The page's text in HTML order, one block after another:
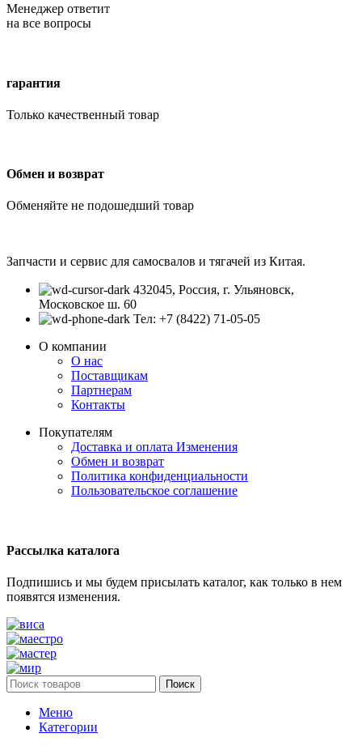
Менеджер ответит
на все вопросы
гарантия
Только качественный товар
Обмен и возврат
Обменяйте не подошедший товар
Запчасти и сервис для самосвалов и тягачей из Китая.
432045, Россия, г. Ульяновск,
Московское ш. 60
Тел: +7 (8422) 71-05-05
О компании
О нас
Поставщикам
Партнерам
Контакты
Покупателям
Доставка и оплата Изменения
Обмен и возврат
Политика конфиденциальности
Пользовательское соглашение
Рассылка каталога
Подпишись и мы будем присылать каталог, как только в нем
появятся изменения.
Поиск
Меню
Категории